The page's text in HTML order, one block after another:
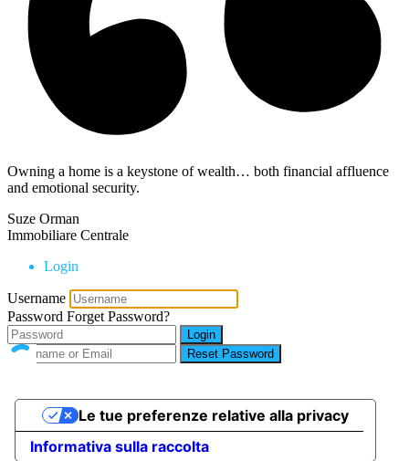
Owning a home is a keystone of wealth… both financial affluence
and emotional security.
Suze Orman
Immobiliare Centrale
Login
Username
Password Forget Password?
Login
Reset Password
Informativa sulla raccolta
Le tue preferenze relative alla privacy